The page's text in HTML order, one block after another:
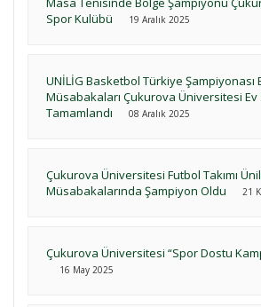
Spor Kulübü
19 Aralık 2025
UNİLİG Basketbol Türkiye Şampiyonası
Müsabakaları Çukurova Üniversitesi
Tamamlandı
08 Aralık 2025
Çukurova Üniversitesi Futbol Takımı
Müsabakalarında Şampiyon Oldu
21
Çukurova Üniversitesi “Spor Dostu
16 May 2025